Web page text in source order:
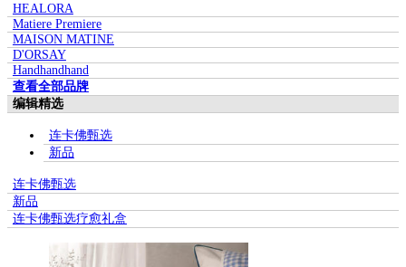
HEALORA
Matiere Premiere
MAISON MATINE
D'ORSAY
Handhandhand
查看全部品牌
编辑精选
连卡佛甄选
新品
连卡佛甄选
新品
连卡佛甄选疗愈礼盒